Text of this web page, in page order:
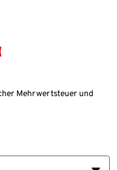
Mehrwertsteuer und